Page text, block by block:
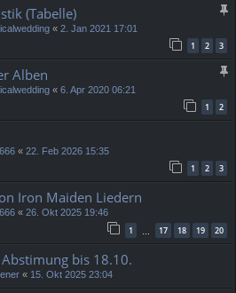
(Tabelle)
« 2. Jan 2021 17:01
1 2 3
Alben
« 6. Apr 2020 06:21
1 2
« 22. Feb 2026 15:35
1 2 3
Iron Maiden Liedern
« 26. Okt 2025 19:46
1 17 18 19 20
bis 18.10.
« 15. Okt 2025 23:04